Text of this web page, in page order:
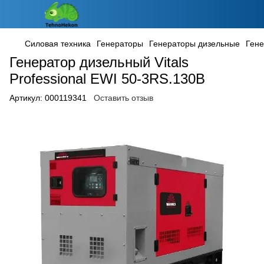
Силовая техника Генераторы Генераторы дизельные
Генератор дизельный Vitals
Professional EWI 50-3RS.130B
Артикул: 000119341 Оставить отзыв